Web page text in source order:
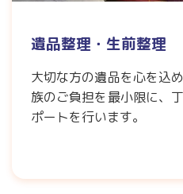
遺品整理・生前整理
大切な方の遺品を心を込
族のご負担を最小限に、
ポートを行います。